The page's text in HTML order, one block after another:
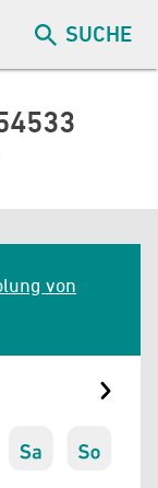
SUCHE
von